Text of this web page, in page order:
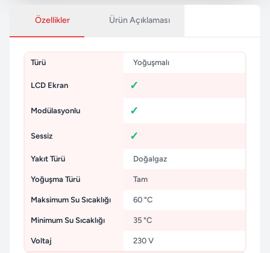
Özellikler Ürün Açıklaması
Türü Yoğuşmalı
LCD Ekran
Modülasyonlu
Sessiz
Yakıt Türü Doğalgaz
Yoğuşma Türü Tam
Maksimum Su Sıcaklığı 60 °C
Minimum Su Sıcaklığı 35 °C
Voltaj 230 V